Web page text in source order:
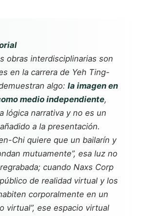
obras interdisciplinarias son
en la carrera de Yeh Ting-
algo: la imagen en
medio independiente,
lógica narrativa y no es un
a la presentación.
Chi quiere que un bailarín y
mutuamente”, esa luz no
cuando Naxs Corp
de realidad virtual y los
corporalmente en un
virtual”, ese espacio virtual